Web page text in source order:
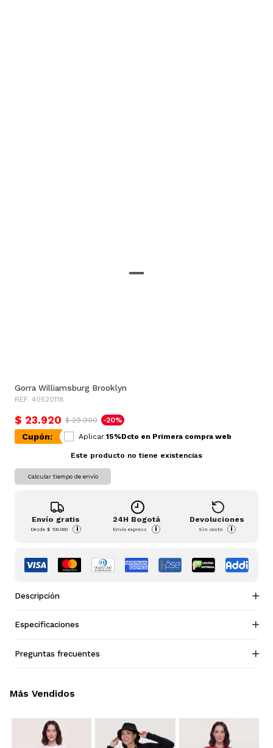
Gorra Williamsburg Brooklyn
REF. 40520118
$ 23.920 $ 29.900 -20%
Cupón: Aplicar 15%Dcto en Primera compra web
Este producto no tiene existencias
Calcular tiempo de envío
Envío gratis
Desde$ 100.000 i
24H Bogotá
Envío express i
Devoluciones
Sin costo i
Descripción
Especificaciones
Preguntas frecuentes
Más Vendidos